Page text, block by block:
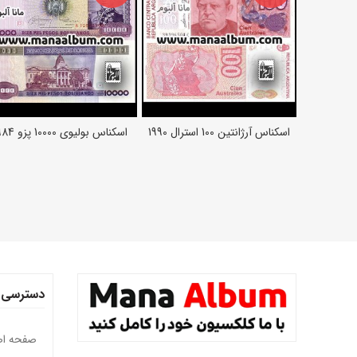
اطلاعات بیشتر
اسکناس آرژانتین 100 استرال 1990 اطلاعات بیشتراسکناس بولیوی 10000 پزو 1984
صفحه